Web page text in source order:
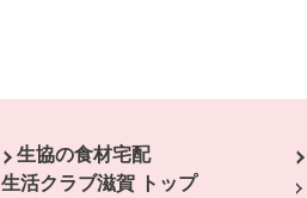
生協の食材宅配
生活クラブ滋賀 トップ